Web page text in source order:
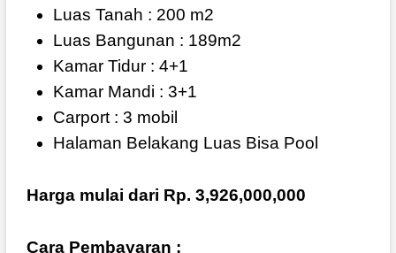
Luas Tanah : 200 m2
Luas Bangunan : 189m2
Kamar Tidur : 4+1
Kamar Mandi : 3+1
Carport : 3 mobil
Halaman Belakang Luas Bisa Pool
Harga mulai dari Rp. 3,926,000,000
Cara Pembayaran :